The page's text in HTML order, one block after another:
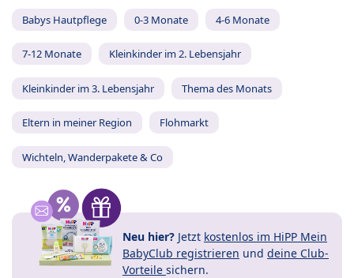
Babys Hautpflege 0-3 Monate 4-6 Monate
7-12 Monate Kleinkinder im 2. Lebensjahr
Kleinkinder im 3. Lebensjahr Thema des Monats
Eltern in meiner Region Flohmarkt
Wichteln, Wanderpakete & Co
Neu hier? Jetzt kostenlos im HiPP Mein
BabyClub registrieren und deine Club-
Vorteile sichern.